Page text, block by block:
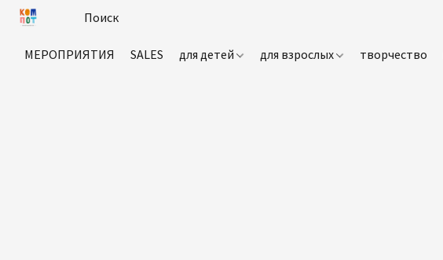
МЕРОПРИЯТИЯ SALES для детей для взрослых творчество